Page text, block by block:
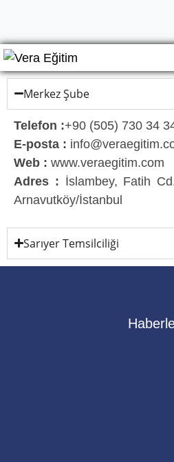
Merkez Şube
Telefon :+90 (505) 730 34
E-posta :
Web : www.veraegitim.com
Adres : İslambey, Fatih
Arnavutköy/İstanbul
Sarıyer Temsilciliği